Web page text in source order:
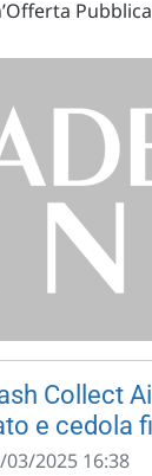
Collect
e cedola
2025 16:38